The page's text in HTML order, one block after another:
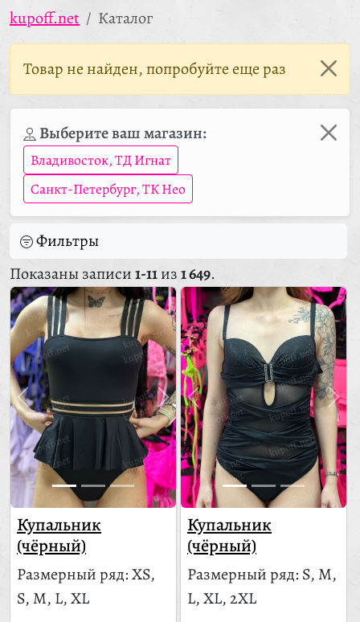
kupoff.net Каталог
Товар не найден, попробуйте еще раз
Выберите ваш магазин:
Владивосток, ТД Игнат
Санкт-Петербург, ТК Нео
Фильтры
Показаны записи1-11из1 649.
Купальник
(чёрный)
Размерный ряд: XS,
S, M, L, XL
Купальник
(чёрный)
Размерный ряд: S, M,
L, XL, 2XL